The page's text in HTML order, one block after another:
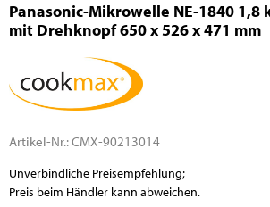
Panasonic-Mikrowelle NE-1840 1,8
mit Drehknopf 650 x 526 x 471 mm
Artikel-Nr.:CMX-90213014
Unverbindliche Preisempfehlung;
Preis beim Händler kann abweichen.